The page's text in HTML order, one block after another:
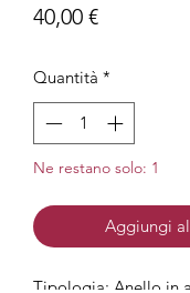
40,00 €Prezzo
Quantità *
Ne restano solo: 1
Aggiungi
Tipologia: Anello in